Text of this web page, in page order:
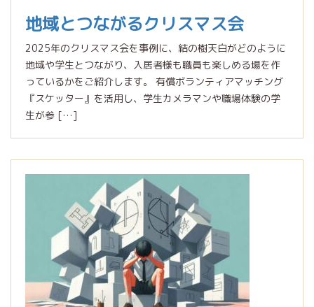
地域とつながるクリスマス会
2025年のクリスマス会を事例に、結の樹天白がどのように
地域や学生とつながり、入居者様も職員も楽しめる場を作
っているかをご紹介します。 有償ボランティアマッチング
『スケッター』を活用し、学生カメラマンや職場体験の学
生が参 […]